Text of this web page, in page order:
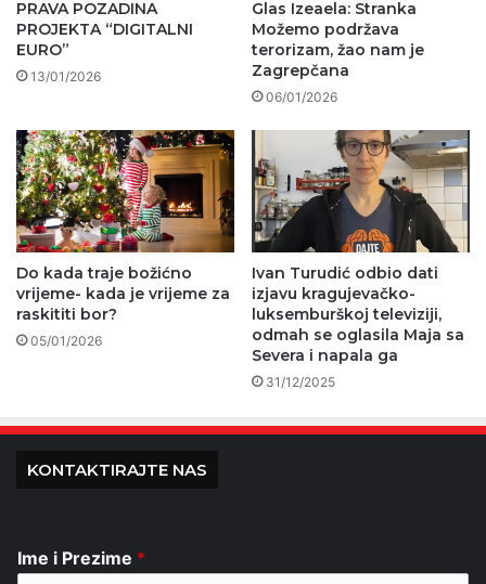
PRAVA POZADINA
PROJEKTA “DIGITALNI
EURO”
13/01/2026
Glas Izeaela: Stranka
Možemo podržava
terorizam, žao nam je
Zagrepčana
06/01/2026
Do kada traje božićno
vrijeme- kada je vrijeme za
raskititi bor?
05/01/2026
Ivan Turudić odbio dati
izjavu kragujevačko-
luksemburškoj televiziji,
odmah se oglasila Maja sa
Severa i napala ga
31/12/2025
KONTAKTIRAJTE NAS
Ime i Prezime *